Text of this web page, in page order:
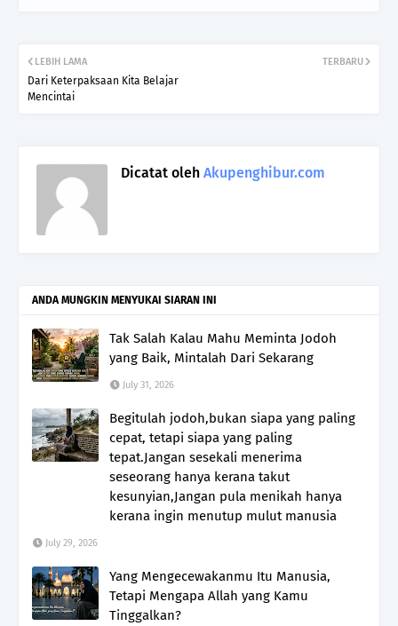
TERBARU
LEBIH LAMA
Dari Keterpaksaan Kita Belajar
Mencintai
Dicatat oleh Akupenghibur.com
ANDA MUNGKIN MENYUKAI SIARAN INI
Tak Salah Kalau Mahu Meminta Jodoh
yang Baik, Mintalah Dari Sekarang
July 31, 2026
Begitulah jodoh,bukan siapa yang paling
cepat, tetapi siapa yang paling
tepat.Jangan sesekali menerima
seseorang hanya kerana takut
kesunyian,Jangan pula menikah hanya
kerana ingin menutup mulut manusia
July 29, 2026
Yang Mengecewakanmu Itu Manusia,
Tetapi Mengapa Allah yang Kamu
Tinggalkan?